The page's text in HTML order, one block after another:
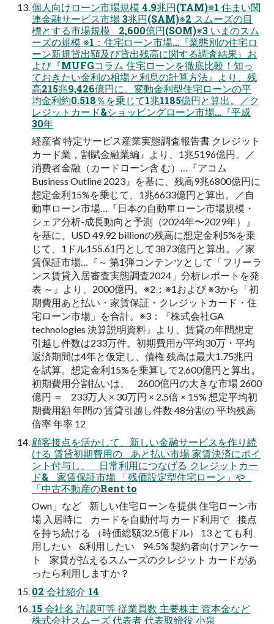
個人向けローン市場規模 4.9兆円(TAM)※1 住まい関
連金融サービス市場 3兆円(SAM)※2 スムーズの目
標とする市場規模 2,600億円(SOM)※3 いまのスム
ーズの規模 ※1：住宅ローン市場…『業態別の住宅ロ
ーン新規貸出額及び貸出残高に関する調査結果』お
よび『MUFGコラム 住宅ローンを徹底比較！知っ
ておきたい金利の相場と利息の計算方法』より、残
高215兆9,426億円に、変動金利型住宅ローンの平
均金利約0.518％を乗じて1兆1185億円と算出。／ク
レジットカード&ショッピングローン市場…『平成
30年
経産省 特定サービス産業実態調査報告書 クレジット
カード業，割賦金融業編』より、1兆5196億円。／
消費者金融（カードローン含 む）…『アコム
Business Outline 2023』を基に、残高9兆6800億円に
想定金利15%を乗じて、1兆6633億円と算出。／自
動車ローン市場…『日本の自動車ローン市場規模・
シェア分析-成長動向と予測（2024年〜2029年）』
を基に、USD 49.92 billionの残高に想定金利5%を乗
じて、1ドル155.61円として3873億円と算出。／家
賃保証市場…『～ 第1弾コンテンツとして「フリーラ
ンス賃貸入居審査実態調査2024」分析レポートを発
表 ～』より、2000億円。※2：※1および ※3から「初
期費用あと払い・家賃保証・クレジットカード・住
宅ローン市場」を合計。※3：『株式会社GA
technologies 決算説明資料』より、賃貸の年間想定
引越し件数は233万件。初期費用が平均30万・平均
返済期間は4年と仮定し、債権 残高は最大1.75兆円
を試算。想定金利15%を乗算して2,600億円と算出。
初期費用分割払いは、 2600億円の大きな市場 2600
億円 ＝ 233万人 × 30万円 × 2.5倍 × 15% 想定平均初
期費用額 年間の 賃貸引越し件数 48分割の 平均残高
倍率 年率 12
顧客接点を活かして、新しい金融サービスを作り続
ける 賃貸初期費用の あと払い市場 家賃決済にポイ
ント付与し、 日常利用につなげる クレジットカー
ド& 家賃保証市場 「残価設定型住宅ローン」や
「中古不動産のRent to
Own」など 新しい住宅ローンを提供 住宅ローン市
場 入居時に カードを自動付与 カード利用で 接点
を持ち続ける （時価総額32.5億ドル） 13 とても利
用したい &利用したい 94.5% 契約者向けアンケー
ト 家賃が払えるスムーズのクレジット カードがあ
ったら利用しますか？
02 会社紹介 14
15 会社名 許認可等 従業員数 主要株主 資本金など
株式会社スムーズ 代表者 代表取締役 小泉